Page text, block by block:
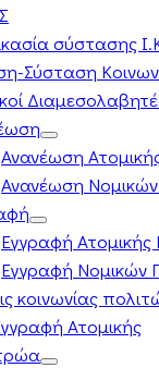
σύστασης
Σύσταση
Ανανέωση
Ανανέωση
Εγγραφή Ατομικής
Εγγραφή
κοινωνίας
Ατομικής